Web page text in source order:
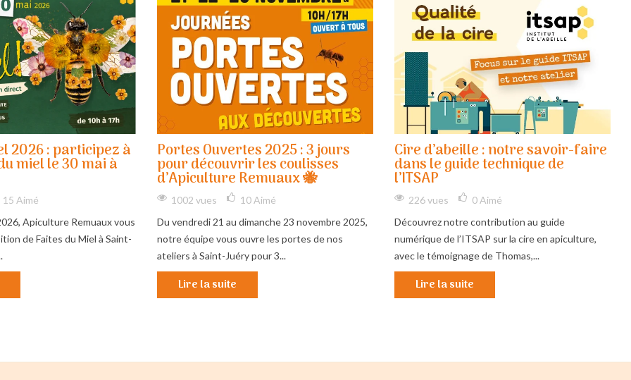
2026 : participez à
miel le 30 mai à
15 Aimé
Apiculture Remuaux vous
de Faites du Miel à Saint-
Portes Ouvertes 2025 : 3 jours
pour découvrir les coulisses
d’Apiculture Remuaux 🐝
1002 vues 10 Aimé
Du vendredi 21 au dimanche 23 novembre 2025,
notre équipe vous ouvre les portes de nos
ateliers à Saint-Juéry pour 3...
Lire la suite
Cire d’abeille : notre savoir-faire
dans le guide technique de
l’ITSAP
226 vues 0 Aimé
Découvrez notre contribution au guide
numérique de l’ITSAP sur la cire en apiculture,
avec le témoignage de Thomas,...
Lire la suite